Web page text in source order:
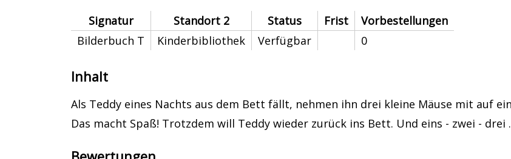
Signatur Standort 2 Status Frist
Vorbestellungen
Bilderbuch T
Kinderbibliothek Verfügbar 0
Inhalt
Als Teddy eines Nachts aus dem Bett fällt, nehmen ihn drei kleine Mäuse mit auf
Das macht Spaß! Trotzdem will Teddy wieder zurück ins Bett. Und eins - zwei - drei